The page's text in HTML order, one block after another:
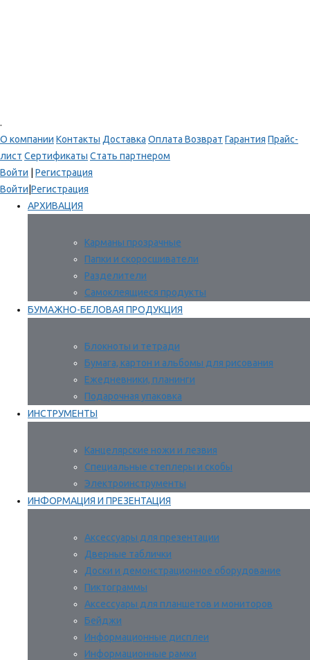
.
О компании Контакты Доставка Оплата Возврат Гарантия Прайс-
лист Сертификаты Стать партнером
Войти
Регистрация
Войти Регистрация
АРХИВАЦИЯ
Карманы прозрачные
Папки и скоросшиватели
Разделители
Самоклеящиеся продукты
БУМАЖНО-БЕЛОВАЯ ПРОДУКЦИЯ
Блокноты и тетради
Бумага, картон и альбомы для рисования
Ежедневники, планинги
Подарочная упаковка
ИНСТРУМЕНТЫ
Канцелярские ножи и лезвия
Специальные степлеры и скобы
Электроинструменты
ИНФОРМАЦИЯ И ПРЕЗЕНТАЦИЯ
Аксессуары для презентации
Дверные таблички
Доски и демонстрационное оборудование
Пиктограммы
Аксессуары для планшетов и мониторов
Бейджи
Информационные дисплеи
Информационные рамки